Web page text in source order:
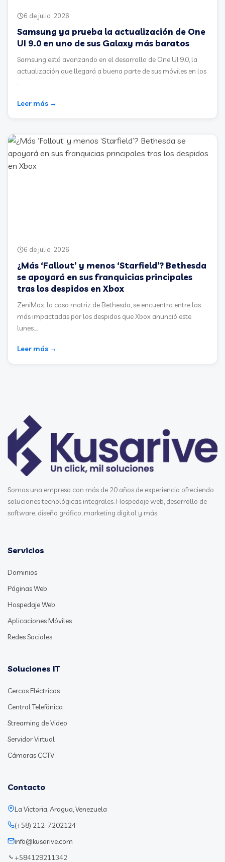
6 de julio, 2026
Samsung ya prueba la actualización de One
UI 9.0 en uno de sus Galaxy más baratos
Samsung está avanzando en el desarrollo de One UI 9.0, la
actualización que llegará a buena parte de sus móviles en los
...
Leer más →
6 de julio, 2026
¿Más ‘Fallout’ y menos ‘Starfield’? Bethesda
se apoyará en sus franquicias principales
tras los despidos en Xbox
ZeniMax, la casa matriz de Bethesda, se encuentra entre las
más impactadas por los despidos que Xbox anunció este
lunes....
Leer más →
Somos una empresa con más de 20 años de experiencia ofreciendo
soluciones tecnológicas integrales. Hospedaje web, desarrollo de
software, diseño gráfico, marketing digital y más.
Servicios
Dominios
Páginas Web
Hospedaje Web
Aplicaciones Móviles
Redes Sociales
Soluciones IT
Cercos Eléctricos
Central Telefónica
Streaming de Video
Servidor Virtual
Cámaras CCTV
Contacto
La Victoria, Aragua, Venezuela
(+58) 212-7202124
info@kusarive.com
+584129211342